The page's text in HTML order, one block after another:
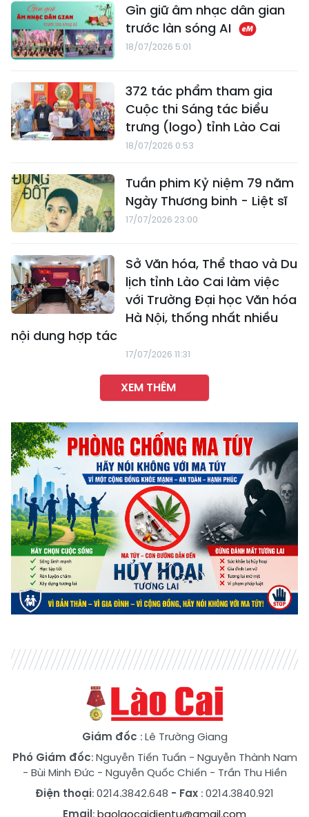
Gìn giữ âm nhạc dân gian
trước làn sóng AI
18/07/2026 5:01
372 tác phẩm tham gia
Cuộc thi Sáng tác biểu
trưng (logo) tỉnh Lào Cai
18/07/2026 0:53
Tuần phim Kỷ niệm 79 năm
Ngày Thương binh - Liệt sĩ
17/07/2026 23:00
Sở Văn hóa, Thể thao và Du
lịch tỉnh Lào Cai làm việc
với Trường Đại học Văn hóa
Hà Nội, thống nhất nhiều
nội dung hợp tác
17/07/2026 11:31
XEM THÊM
Giám đốc : Lê Trường Giang
Phó Giám đốc:Nguyễn Tiến Tuấn - Nguyễn Thành Nam
- Bùi Minh Đức- Nguyễn Quốc Chiến - Trần Thu Hiền
Điện thoại: 0214.3842.648 - Fax : 0214.3840.921
Email:baolaocaidientu@gmail.com